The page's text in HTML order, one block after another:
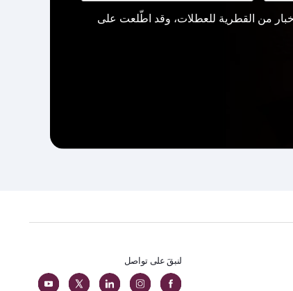
من القطرية للعطلات، وقد اطّلعت على
لنبقَ على تواصل